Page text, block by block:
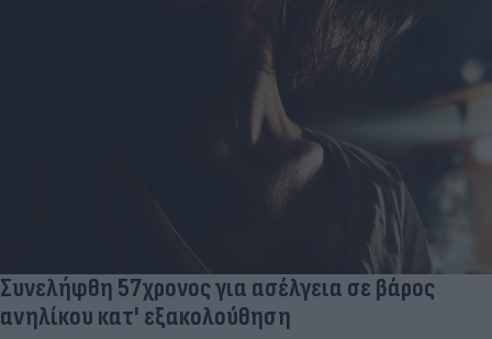
Συνελήφθη 57χρονος για ασέλγεια σε βάρος
ανηλίκου κατ' εξακολούθηση